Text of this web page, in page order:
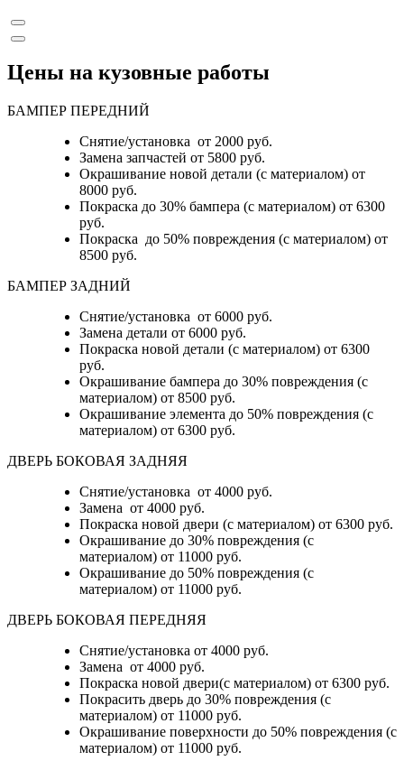
Цены на кузовные работы
БАМПЕР ПЕРЕДНИЙ
Снятие/установка от 2000 руб.
Замена запчастей от 5800 руб.
Окрашивание новой детали (с материалом) от
8000 руб.
Покраска до 30% бампера (с материалом) от 6300
руб.
Покраска до 50% повреждения (с материалом) от
8500 руб.
БАМПЕР ЗАДНИЙ
Снятие/установка от 6000 руб.
Замена детали от 6000 руб.
Покраска новой детали (с материалом) от 6300
руб.
Окрашивание бампера до 30% повреждения (с
материалом) от 8500 руб.
Окрашивание элемента до 50% повреждения (с
материалом) от 6300 руб.
ДВЕРЬ БОКОВАЯ ЗАДНЯЯ
Снятие/установка от 4000 руб.
Замена от 4000 руб.
Покраска новой двери (с материалом) от 6300 руб.
Окрашивание до 30% повреждения (с
материалом) от 11000 руб.
Окрашивание до 50% повреждения (с
материалом) от 11000 руб.
ДВЕРЬ БОКОВАЯ ПЕРЕДНЯЯ
Снятие/установка от 4000 руб.
Замена от 4000 руб.
Покраска новой двери(с материалом) от 6300 руб.
Покрасить дверь до 30% повреждения (с
материалом) от 11000 руб.
Окрашивание поверхности до 50% повреждения (с
материалом) от 11000 руб.